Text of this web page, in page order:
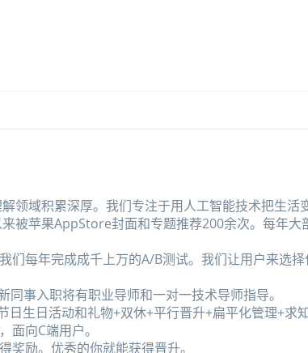
领域积累深厚。我们专注于用人工智能技术把生活
被苹果AppStore封面和专题推荐200余次。每年大
们每年完成成千上万的A/B测试。我们让用户来选
事入职将有职业导师和一对一技术导师指导。
生日活动和礼物+双休+平行晋升+扁平化管理+求
向C端用户。
励。优秀的你就能获得晋升。